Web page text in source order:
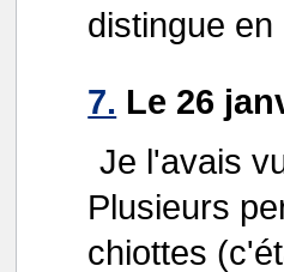
distingue
7. Le 26
Je l'avais
Plusieurs
chiottes